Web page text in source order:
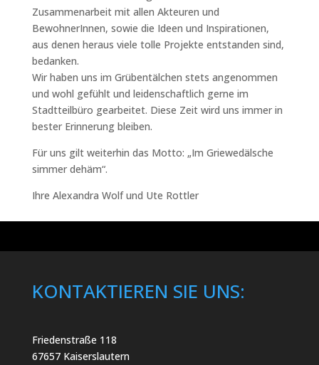
Zusammenarbeit mit allen Akteuren und
BewohnerInnen, sowie die Ideen und Inspirationen,
aus denen heraus viele tolle Projekte entstanden sind,
bedanken.
Wir haben uns im Grübentälchen stets angenommen
und wohl gefühlt und leidenschaftlich gerne im
Stadtteilbüro gearbeitet. Diese Zeit wird uns immer in
bester Erinnerung bleiben.
Für uns gilt weiterhin das Motto: „Im Griewedälsche
simmer dehäm“.
Ihre Alexandra Wolf und Ute Rottler
KONTAKTIEREN SIE UNS:
Friedenstraße 118
67657 Kaiserslautern